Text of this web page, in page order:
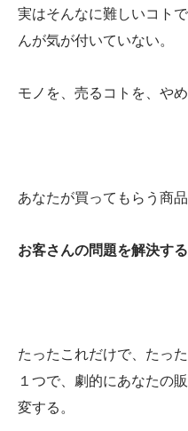
実はそんなに難しいコト
んが気が付いていない。
モノを、売るコトを、やめ
あなたが買ってもらう商
お客さんの問題を解決す
たったこれだけで、たっ
１つで、劇的にあなたの
変する。